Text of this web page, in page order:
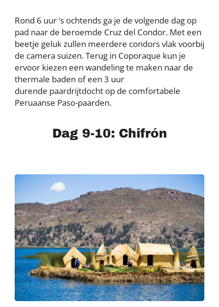
Rond 6 uur ‘s ochtends ga je de volgende dag op
pad naar de beroemde Cruz del Condor. Met een
beetje geluk zullen meerdere condors vlak voorbij
de camera suizen. Terug in Coporaque kun je
ervoor kiezen een wandeling te maken naar de
thermale baden of een 3 uur
durende paardrijtdocht op de comfortabele
Peruaanse Paso-paarden.
Dag 9-10: Chifrón